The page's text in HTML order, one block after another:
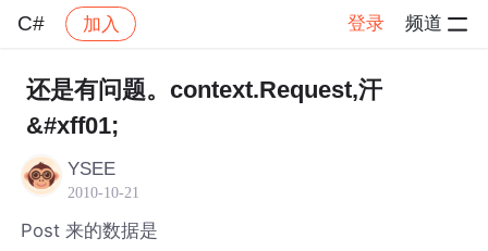
C# 加入 登录 频道
社区 C#
还是有问题。context.Request,汗
&#xff01;
YSEE
2010-10-21
Post 来的数据是